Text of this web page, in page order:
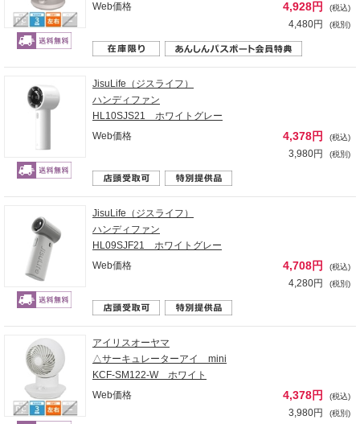
Web価格 4,928円 (税込)
4,480円 (税別)
JisuLife（ジスライフ）
ハンディファン
HL10SJS21 ホワイトグレー
Web価格
4,378円 (税込)
3,980円 (税別)
JisuLife（ジスライフ）
ハンディファン
HL09SJF21 ホワイトグレー
Web価格
4,708円 (税込)
4,280円 (税別)
アイリスオーヤマ
△サーキュレーターアイ mini
KCF-SM122-W ホワイト
Web価格
4,378円 (税込)
3,980円 (税別)